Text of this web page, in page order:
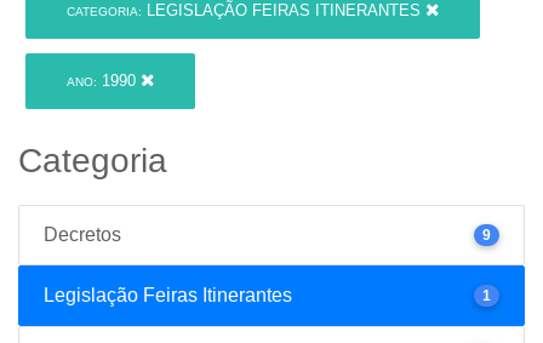
CATEGORIA: LEGISLAÇÃO FEIRAS ITINERANTES
ANO: 1990
Categoria
Decretos 9
Legislação Feiras Itinerantes 1